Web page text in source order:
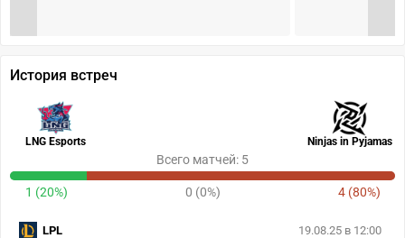
История встреч
LNG Esports Ninjas in Pyjamas
Всего матчей: 5
1 (20%) 0 (0%) 4 (80%)
19.08.25 в 12:00
LPL